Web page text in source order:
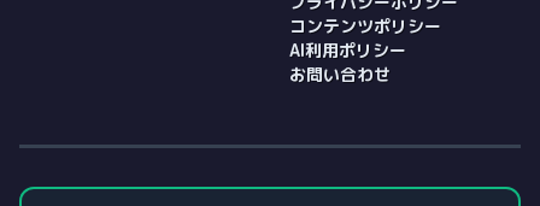
コンテンツポリシー
AI利用ポリシー
お問い合わせ